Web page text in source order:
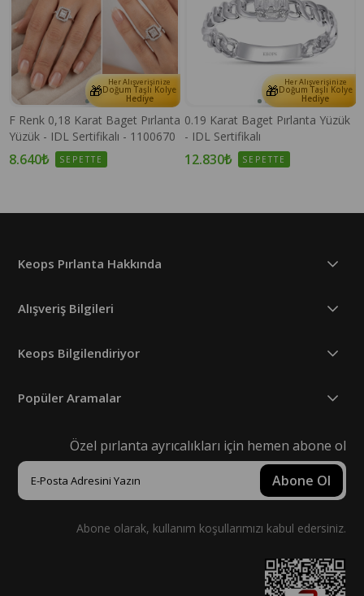
🎁 Her Alışverişinize
Doğum Taşlı Kolye
Hediye
F Renk 0,18 Karat Baget Pırlanta
Yüzük - IDL Sertifikalı - 1100670
8.640₺ SEPETTE
🎁 Her Alışverişinize
Doğum Taşlı Kolye
Hediye
0.19 Karat Baget Pırlanta Yüzük
- IDL Sertifikalı
12.830₺ SEPETTE
Keops Pırlanta Hakkında
Alışveriş Bilgileri
Keops Bilgilendiriyor
Popüler Aramalar
Özel pırlanta ayrıcalıkları için hemen abone ol
Abone Ol
Abone olarak, kullanım koşullarımızı kabul edersiniz.